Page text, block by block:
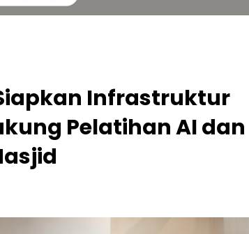
Infrastruktur
Pelatihan AI dan